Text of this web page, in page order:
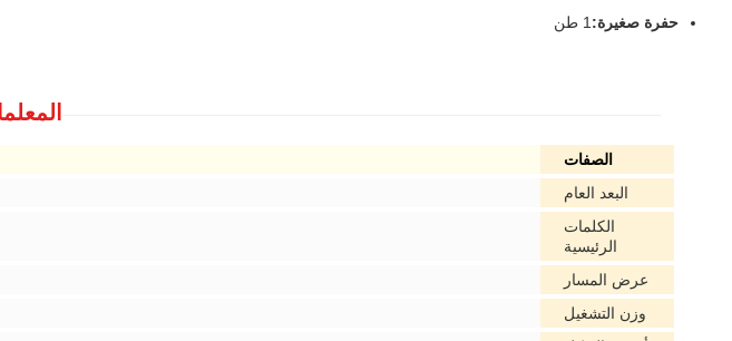
حفرة صغيرة: 1 طن
الصفات
البعد العام
الكلمات
الرئيسية
عرض المسار
وزن التشغيل